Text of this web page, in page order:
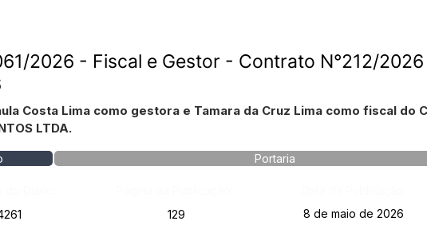
2026 - Fiscal e Gestor - Contrato N°212/
Costa Lima como gestora e Tamara da Cruz Lima como fiscal do
LTDA.
Portaria
129 8 de maio de 2026